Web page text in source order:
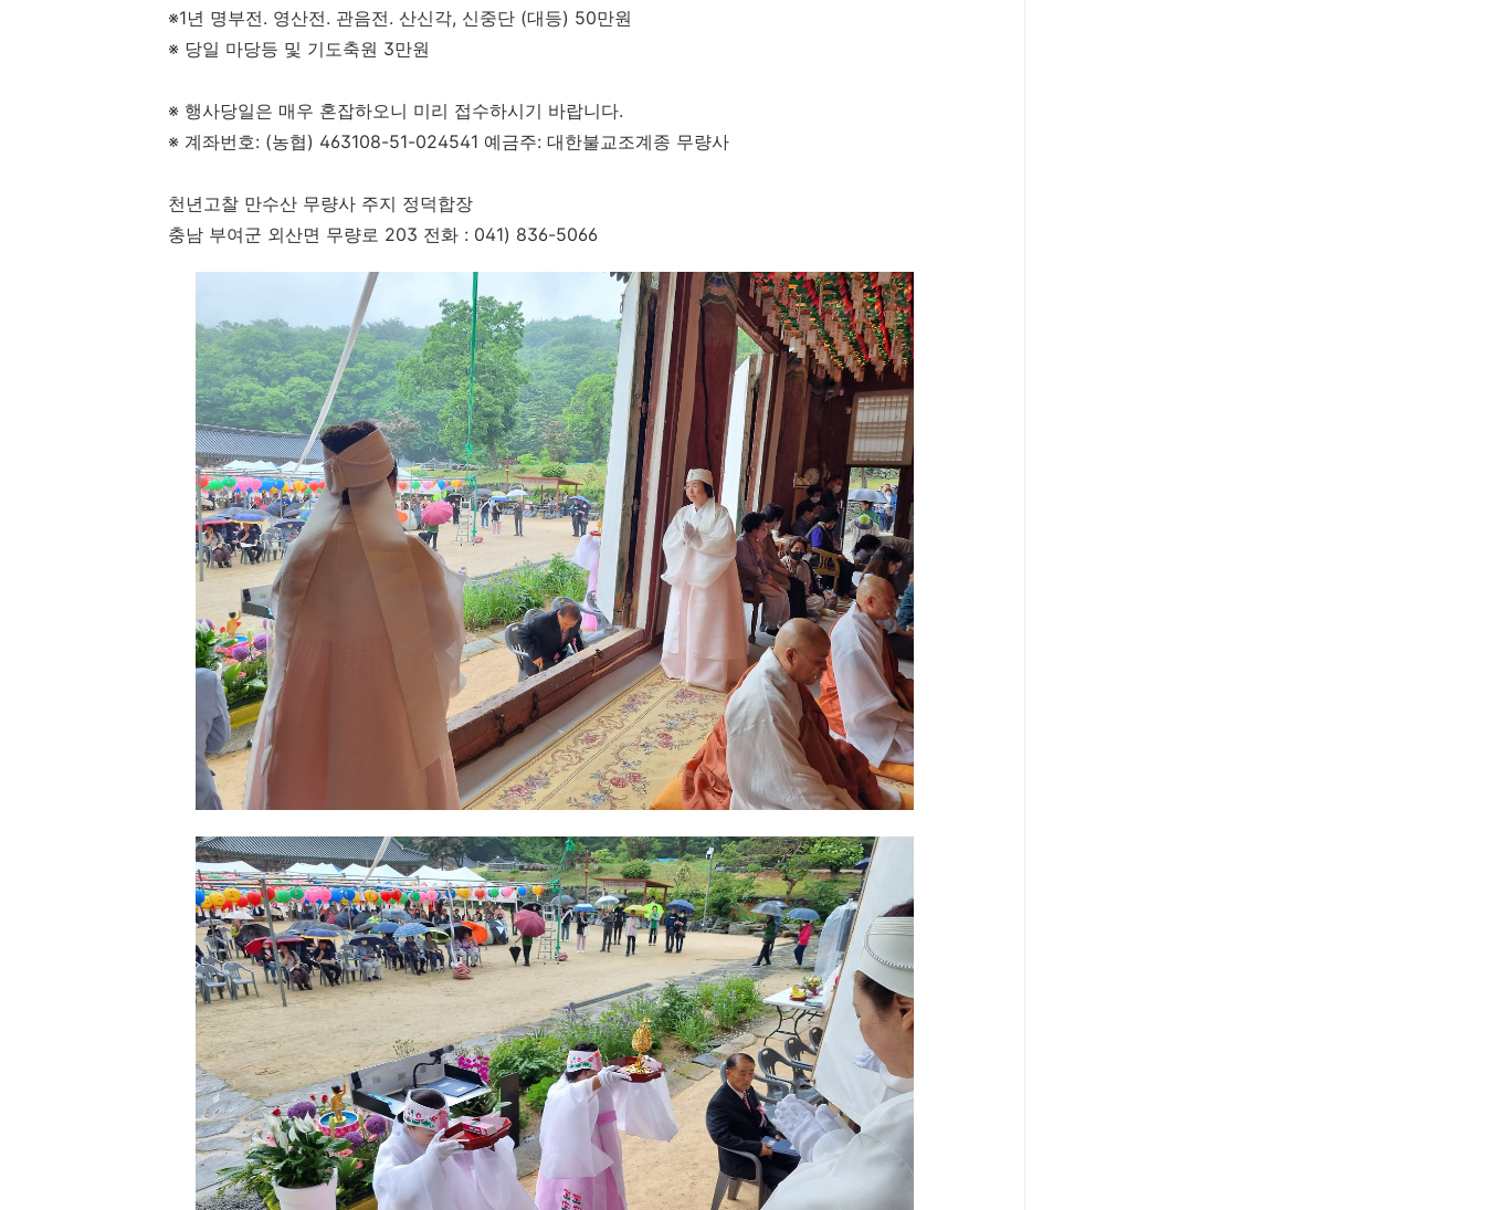
※1년 명부전. 영산전. 관음전. 산신각, 신중단 (대등) 50만원
※ 당일 마당등 및 기도축원 3만원
※ 행사당일은 매우 혼잡하오니 미리 접수하시기 바랍니다.
※ 계좌번호: (농협) 463108-51-024541 예금주: 대한불교조계종 무량사
천년고찰 만수산 무량사 주지 정덕합장
충남 부여군 외산면 무량로 203 전화 : 041) 836-5066